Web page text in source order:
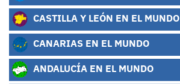
CASTILLA Y LEÓN EN EL MUNDO
CANARIAS EN EL MUNDO
ANDALUCÍA EN EL MUNDO